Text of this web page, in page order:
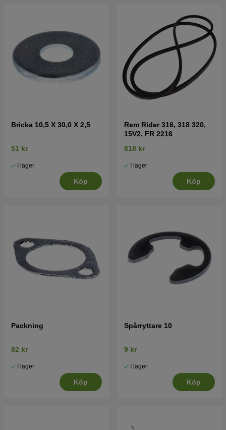
Bricka 10,5 X 30,0 X 2,5
51 kr
I lager
Köp
Rem Rider 316, 318 320,
15V2, FR 2216
818 kr
I lager
Köp
Packning
82 kr
I lager
Köp
Spårryttare 10
9 kr
I lager
Köp